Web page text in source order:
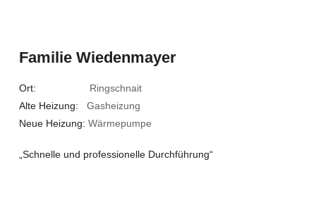
Familie Wiedenmayer
Ort: Ringschnait
Alte Heizung: Gasheizung
Neue Heizung: Wärmepumpe
„Schnelle und professionelle Durchführung“